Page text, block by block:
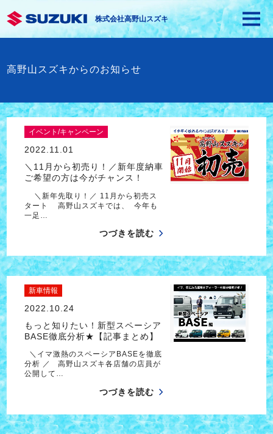
株式会社高野山スズキ
高野山スズキからのお知らせ
イベント/キャンペーン
2022.11.01
＼11月から初売り！／新年度納車
ご希望の方は今がチャンス！
＼新年先取り！／ 11月から初売ス
タート 高野山スズキでは、 今年も
一足…
つづきを読む
新車情報
2022.10.24
もっと知りたい！新型スペーシア
BASE徹底分析★【記事まとめ】
＼イマ激熱のスペーシアBASEを徹底
分析 ／ 高野山スズキ各店舗の店員が
公開して…
つづきを読む